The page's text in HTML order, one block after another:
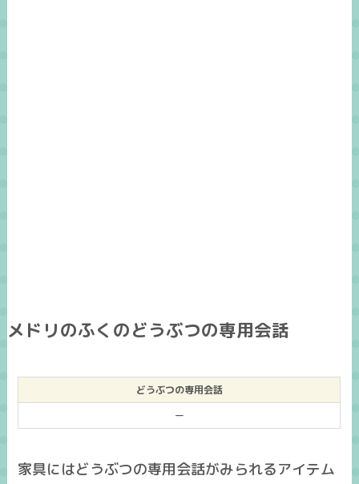
メドリのふくのどうぶつの専用会話
どうぶつの専用会話
ー
家具にはどうぶつの専用会話がみられるアイテム